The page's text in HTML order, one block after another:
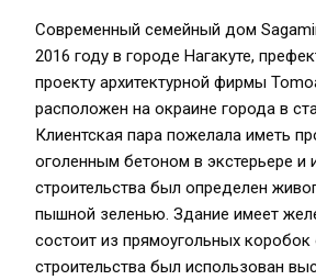
Современный семейный дом
2016 году в городе Нагакуте,
проекту архитектурной фирмы
расположен на окраине города в
Клиентская пара пожелала иметь
оголенным бетоном в экстерьере и
строительства был определен
пышной зеленью. Здание имеет
состоит из прямоугольных
строительства был использован